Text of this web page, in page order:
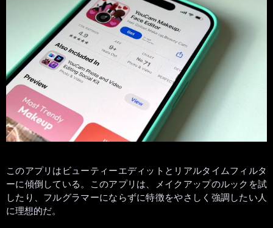
このアプリはビューティーエディットとリアルタイムフィルタ
ーに傾倒している。このアプリは、メイクアップのルックを試
したり、フルグラマーにならずに特徴をやさしく強調したい人
に理想的だ。